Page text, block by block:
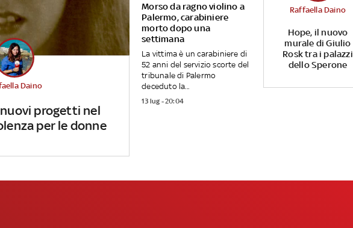
progetti nel
per le donne
Daino
Morso da ragno violino a
Palermo, carabiniere
morto dopo una
settimana
La vittima è un carabiniere di
52 anni del servizio scorte del
tribunale di Palermo
deceduto la...
13 lug - 20:04
Hope, il nuovo
murale di Giulio
Rosk tra i palazzi
dello Sperone
Raffaella Daino